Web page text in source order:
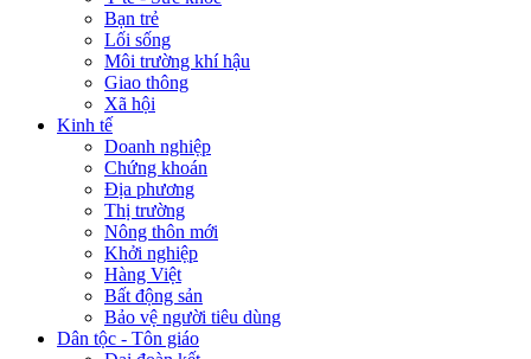
Bạn trẻ
Lối sống
Môi trường khí hậu
Giao thông
Xã hội
Kinh tế
Doanh nghiệp
Chứng khoán
Địa phương
Thị trường
Nông thôn mới
Khởi nghiệp
Hàng Việt
Bất động sản
Bảo vệ người tiêu dùng
Dân tộc - Tôn giáo